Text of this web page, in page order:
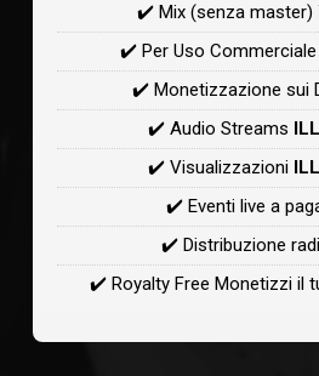
✔️ Mix (senza master)
✔️ Per Uso Commerciale
✔️ Monetizzazione sui
✔️ Audio Streams
✔️ Visualizzazioni
✔️ Eventi live a
✔️ Distribuzione
✔️ Royalty Free Monetizzi il